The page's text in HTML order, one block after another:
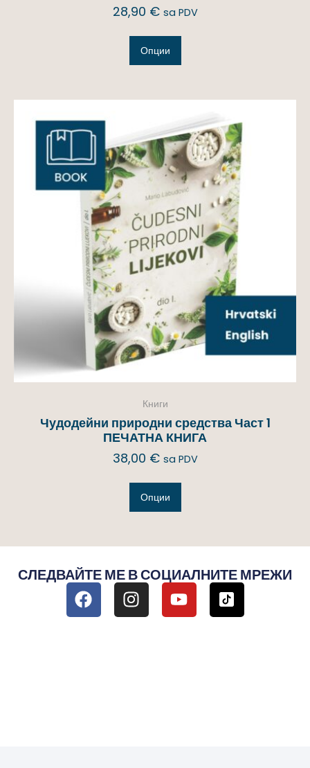
28,90 € sa PDV
Опции
Книги
Чудодейни природни средства Част 1
ПЕЧАТНА КНИГА
38,00 € sa PDV
Опции
СЛЕДВАЙТЕ МЕ В СОЦИАЛНИТЕ МРЕЖИ